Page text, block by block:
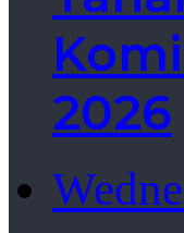
2026